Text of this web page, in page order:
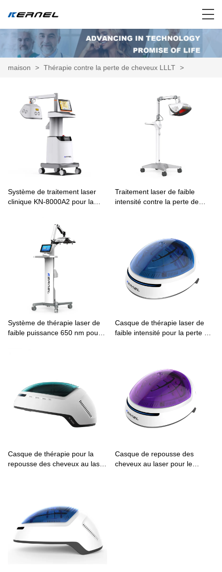
maison > Thérapie contre la perte de cheveux LLLT >
Système de traitement laser
clinique KN-8000A2 pour la
Traitement laser de faible
intensité contre la perte de
Système de thérapie laser de
faible puissance 650 nm pour
Casque de thérapie laser de
faible intensité pour la perte de
Casque de thérapie pour la
repousse des cheveux au laser
Casque de repousse des
cheveux au laser pour le